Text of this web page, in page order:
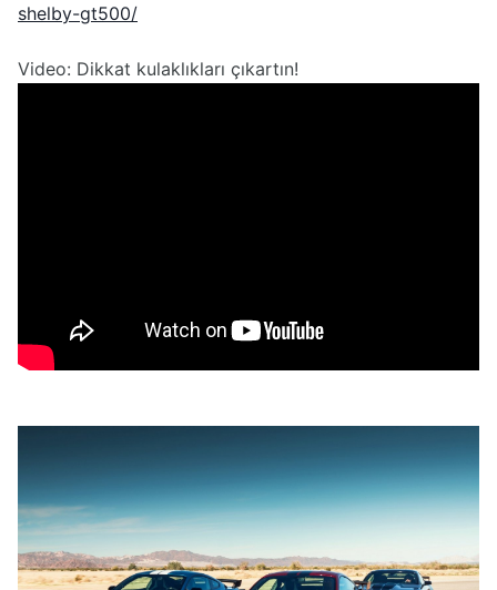
shelby-gt500/
Video: Dikkat kulaklıkları çıkartın!